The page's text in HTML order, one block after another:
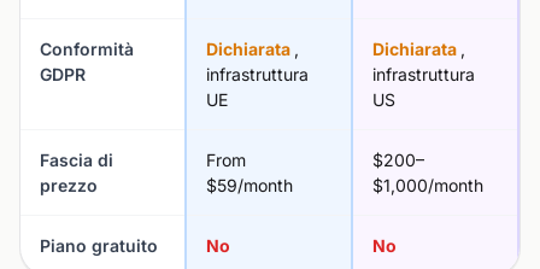
Conformità
GDPR
Dichiarata ,
infrastruttura
UE
Dichiarata ,
infrastruttura
US
Fascia di
prezzo
From
$59/month
$200–
$1,000/month
Piano gratuito No No